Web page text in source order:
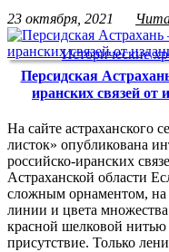
23 октября, 2021
Исторические
Персидская
иранских связей от
На сайте астраханского
листок» опубликована
российско-иранских
Астраханской области
сложным орнаментом, на
линии и цвета
красной шелковой нитью
присутствие. Только